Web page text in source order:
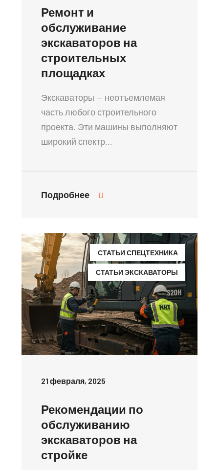
Ремонт и
обслуживание
экскаваторов на
строительных
площадках
Экскаваторы — неотъемлемая
часть любого строительного
проекта. Эти машины выполняют
широкий спектр…
Подробнее
СТАТЬИ СПЕЦТЕХНИКА
СТАТЬИ ЭКСКАВАТОРЫ
21 февраля, 2025
Рекомендации по
обслуживанию
экскаваторов на
стройке